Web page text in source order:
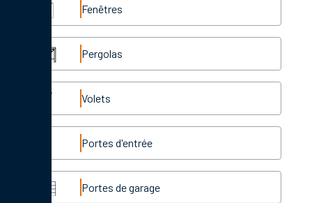
Fenêtres
Pergolas
Volets
Portes d'entrée
Portes de garage